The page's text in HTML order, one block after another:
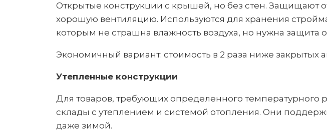
Открытые конструкции с крышей, но без стен. Защищают
хорошую вентиляцию. Используются для хранения
которым не страшна влажность воздуха, но нужна защита
Экономичный вариант: стоимость в 2 раза ниже закрытых
Утепленные конструкции
Для товаров, требующих определенного температурного
склады с утеплением и системой отопления. Они
даже зимой.